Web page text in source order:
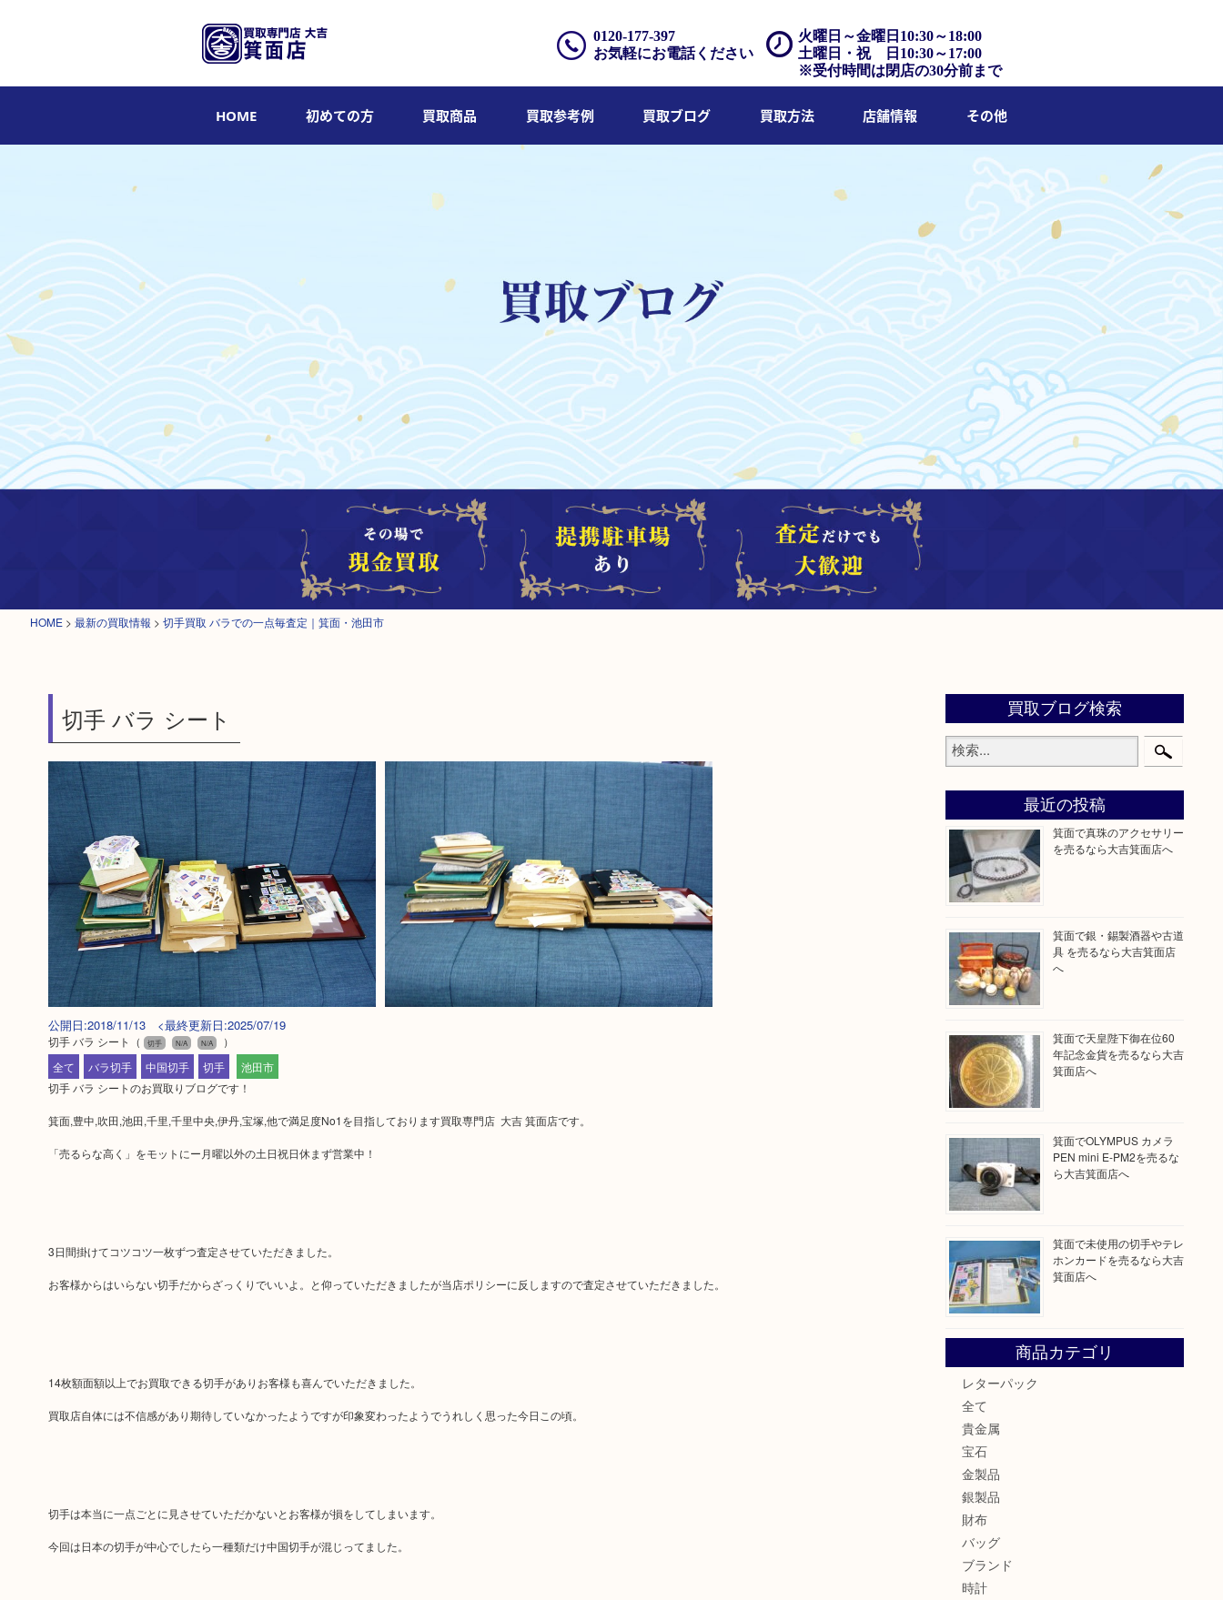
火曜日～金曜日10:30～18:00
土曜日・祝 日10:30～17:00
※受付時間は閉店の30分前まで
0120-177-397
お気軽にお電話ください
HOME 初めての方 買取商品 買取参考例 買取ブログ 買取方法 店舗情報 その他
HOME > 最新の買取情報 > 切手買取 バラでの一点毎査定｜箕面・池田市
切手 バラ シート
公開日:2018/11/13 <最終更新日:2025/07/19
切手 バラ シート （ 切手 N/A N/A
）
全て
バラ切手 中国切手 切手
池田市
切手 バラ シートのお買取りブログです！
箕面,豊中,吹田,池田,千里,千里中央,伊丹,宝塚,他で満足度No1を目指しております買取専門店 大吉 箕面店です。
「売るらな高く」をモットにー月曜以外の土日祝日休まず営業中！
3日間掛けてコツコツ一枚ずつ査定させていただきました。
お客様からはいらない切手だからざっくりでいいよ。と仰っていただきましたが当店ポリシーに反しますので査定させていただきました。
14枚額面額以上でお買取できる切手がありお客様も喜んでいただきました。
買取店自体には不信感があり期待していなかったようですが印象変わったようでうれしく思った今日この頃。
切手は本当に一点ごとに見させていただかないとお客様が損をしてしまいます。
今回は日本の切手が中心でしたら一種類だけ中国切手が混じってました。
買取ブログ検索
最近の投稿
箕面で真珠のアクセサリー
を売るなら大吉箕面店へ
箕面で銀・錫製酒器や古道
具 を売るなら大吉箕面店
へ
箕面で天皇陛下御在位60
年記念金貨を売るなら大吉
箕面店へ
箕面でOLYMPUS カメラ
PEN mini E-PM2を売るな
ら大吉箕面店へ
箕面で未使用の切手やテレ
ホンカードを売るなら大吉
箕面店へ
商品カテゴリ
レターパック
全て
貴金属
宝石
金製品
銀製品
財布
バッグ
ブランド
時計